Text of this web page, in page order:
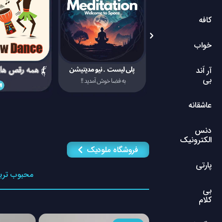
کافه
خواب
آر اَند
بی
عاشقانه
دنس
الکترونیک
پارتی
بی
کلام
فروشگاه ملودیک
محبوب